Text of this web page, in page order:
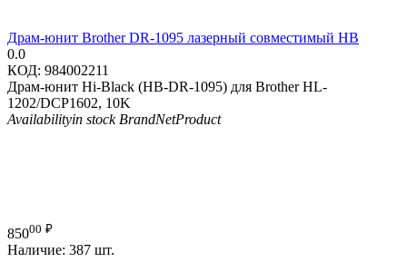
Драм-юнит Brother DR-1095 лазерный совместимый HB
0.0
КОД: 984002211
Драм-юнит Hi-Black (HB-DR-1095) для Brother HL-
1202/DCP1602, 10K
Availabilityin stock BrandNetProduct
85000 ₽
Наличие: 387 шт.